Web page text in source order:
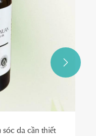
da cần thiết
